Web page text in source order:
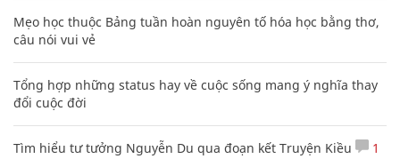
Mẹo học thuộc Bảng tuần hoàn nguyên tố hóa học bằng thơ,
câu nói vui vẻ
Tổng hợp những status hay về cuộc sống mang ý nghĩa thay
đổi cuộc đời
Tìm hiểu tư tưởng Nguyễn Du qua đoạn kết Truyện Kiều 1